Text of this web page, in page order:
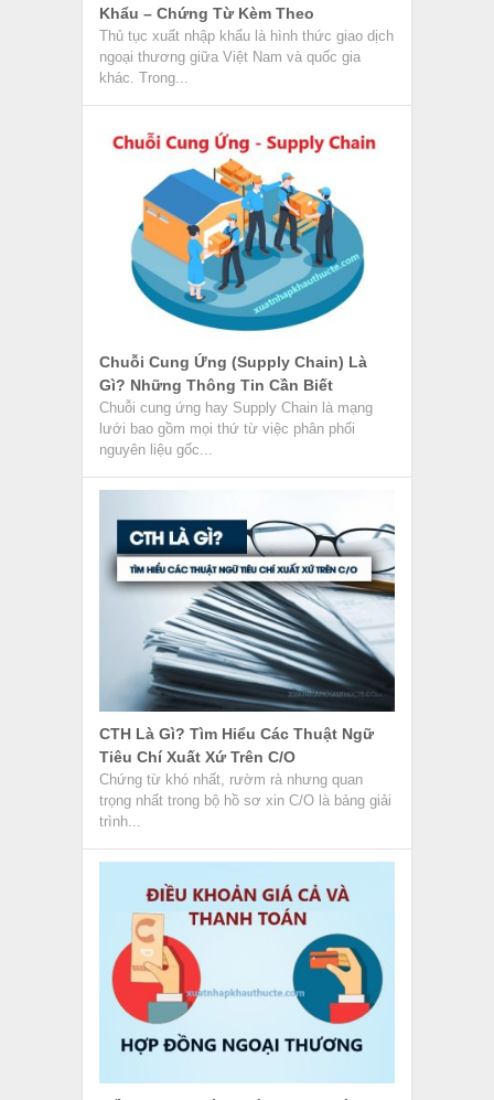
Khẩu – Chứng Từ Kèm Theo
Thủ tục xuất nhập khẩu là hình thức giao dịch
ngoại thương giữa Việt Nam và quốc gia
khác. Trong...
Chuỗi Cung Ứng (Supply Chain) Là
Gì? Những Thông Tin Cần Biết
Chuỗi cung ứng hay Supply Chain là mạng
lưới bao gồm mọi thứ từ việc phân phối
nguyên liệu gốc...
CTH Là Gì? Tìm Hiểu Các Thuật Ngữ
Tiêu Chí Xuất Xứ Trên C/O
Chứng từ khó nhất, rườm rà nhưng quan
trọng nhất trong bộ hồ sơ xin C/O là bảng giải
trình...